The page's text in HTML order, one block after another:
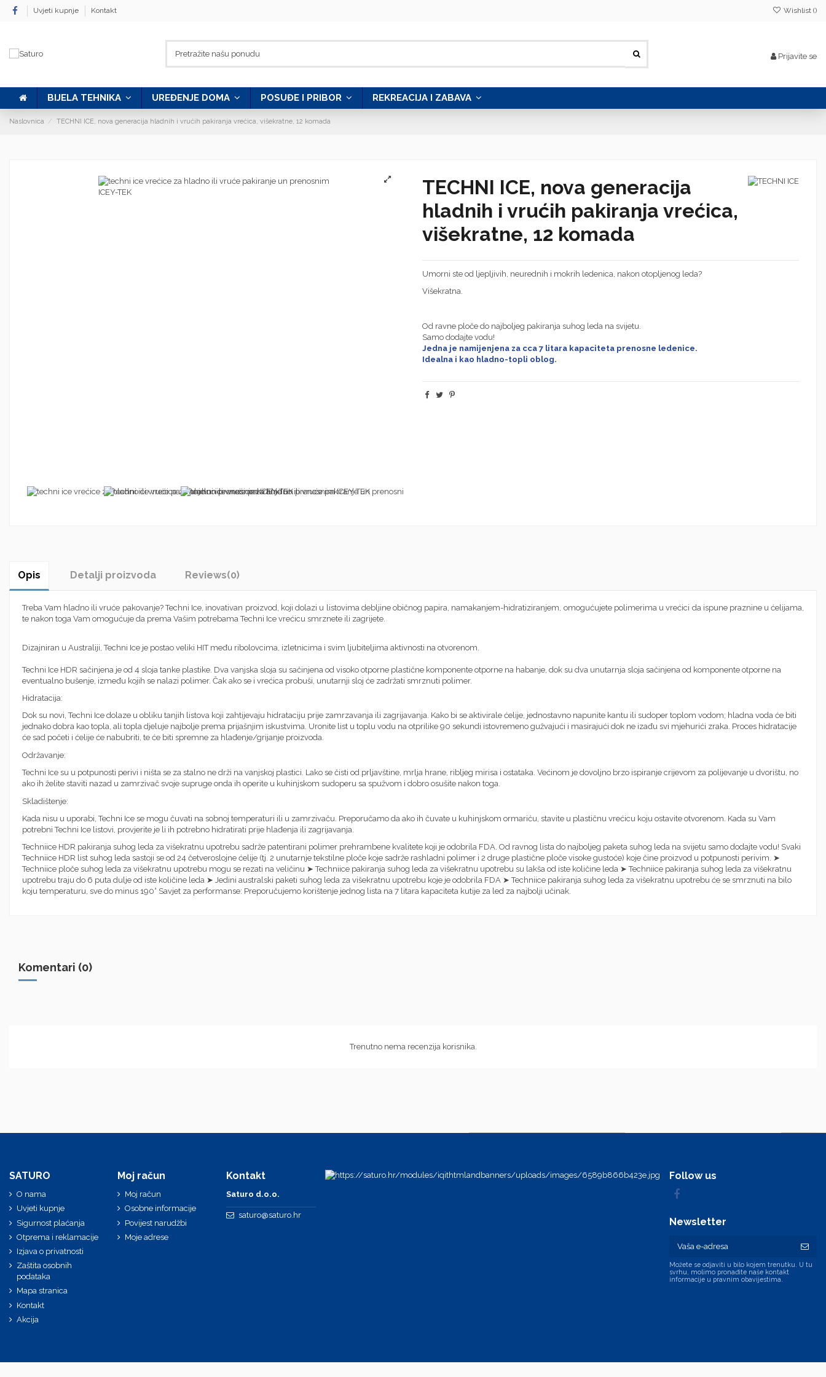
Uvjeti kupnje Kontakt Wishlist ()
Prijavite se
BIJELA TEHNIKA UREĐENJE DOMA POSUĐE I PRIBOR REKREACIJA I ZABAVA
Naslovnica TECHNI ICE, nova generacija hladnih i vrućih pakiranja vrećica, višekratne, 12 komada
TECHNI ICE, nova generacija
hladnih i vrućih pakiranja vrećica,
višekratne, 12 komada
Umorni ste od ljepljivih, neurednih i mokrih ledenica, nakon otopljenog leda?
Višekratna.
Od ravne ploče do najboljeg pakiranja suhog leda na svijetu.
Samo dodajte vodu!
Jedna je namijenjena za cca 7 litara kapaciteta prenosne ledenice.
Idealna i kao hladno-topli oblog.
Opis Detalji proizvoda Reviews(0)
Treba Vam hladno ili vruće pakovanje? Techni Ice, inovativan proizvod, koji dolazi u listovima debljine običnog papira, namakanjem-hidratiziranjem, omogućujete polimerima u vrećici da ispune praznine u ćelijama,
te nakon toga Vam omogućuje da prema Vašim potrebama Techni Ice vrećicu smrznete ili zagrijete.
Dizajniran u Australiji, Techni Ice je postao veliki HIT među ribolovcima, izletnicima i svim ljubiteljima aktivnosti na otvorenom.
Techni Ice HDR sačinjena je od 4 sloja tanke plastike. Dva vanjska sloja su sačinjena od visoko otporne plastične komponente otporne na habanje, dok su dva unutarnja sloja sačinjena od komponente otporne na
eventualno bušenje, između kojih se nalazi polimer. Čak ako se i vrećica probuši, unutarnji sloj će zadržati smrznuti polimer.
Hidratacija:
Dok su novi, Techni Ice dolaze u obliku tanjih listova koji zahtijevaju hidrataciju prije zamrzavanja ili zagrijavanja. Kako bi se aktivirale ćelije, jednostavno napunite kantu ili sudoper toplom vodom; hladna voda će biti
jednako dobra kao topla, ali topla djeluje najbolje prema prijašnjim iskustvima. Uronite list u toplu vodu na otprilike 90 sekundi istovremeno gužvajući i masirajući dok ne izađu svi mjehurići zraka. Proces hidratacije
će sad početi i ćelije će nabubriti, te će biti spremne za hlađenje/grijanje proizvoda.
Održavanje:
Techni Ice su u potpunosti perivi i ništa se za stalno ne drži na vanjskoj plastici. Lako se čisti od prljavštine, mrlja hrane, ribljeg mirisa i ostataka. Većinom je dovoljno brzo ispiranje crijevom za polijevanje u dvorištu, no
ako ih želite staviti nazad u zamrzivač svoje supruge onda ih operite u kuhinjskom sudoperu sa spužvom i dobro osušite nakon toga.
Skladištenje:
Kada nisu u uporabi, Techni Ice se mogu čuvati na sobnoj temperaturi ili u zamrzivaču. Preporučamo da ako ih čuvate u kuhinjskom ormariću, stavite u plastičnu vrećicu koju ostavite otvorenom. Kada su Vam
potrebni Techni Ice listovi, provjerite je li ih potrebno hidratirati prije hlađenja ili zagrijavanja.
Techniice HDR pakiranja suhog leda za višekratnu upotrebu sadrže patentirani polimer prehrambene kvalitete koji je odobrila FDA. Od ravnog lista do najboljeg paketa suhog leda na svijetu samo dodajte vodu! Svaki
Techniice HDR list suhog leda sastoji se od 24 četveroslojne ćelije (tj. 2 unutarnje tekstilne ploče koje sadrže rashladni polimer i 2 druge plastične ploče visoke gustoće) koje čine proizvod u potpunosti perivim. ➤
Techniice ploče suhog leda za višekratnu upotrebu mogu se rezati na veličinu ➤ Techniice pakiranja suhog leda za višekratnu upotrebu su lakša od iste količine leda ➤ Techniice pakiranja suhog leda za višekratnu
upotrebu traju do 6 puta dulje od iste količine leda ➤ Jedini australski paketi suhog leda za višekratnu upotrebu koje je odobrila FDA ➤ Techniice pakiranja suhog leda za višekratnu upotrebu će se smrznuti na bilo
koju temperaturu, sve do minus 190° Savjet za performanse: Preporučujemo korištenje jednog lista na 7 litara kapaciteta kutije za led za najbolji učinak.
Komentari (0)
Trenutno nema recenzija korisnika.
SATURO
O nama
Uvjeti kupnje
Sigurnost plaćanja
Otprema i reklamacije
Izjava o privatnosti
Zaštita osobnih
podataka
Mapa stranica
Kontakt
Akcija
Moj račun
Moj račun
Osobne informacije
Povijest narudžbi
Moje adrese
Kontakt
Saturo d.o.o.
saturo@saturo.hr
Follow us
Newsletter
Možete se odjaviti u bilo kojem trenutku. U tu
svrhu, molimo pronađite naše kontakt
informacije u pravnim obavijestima.